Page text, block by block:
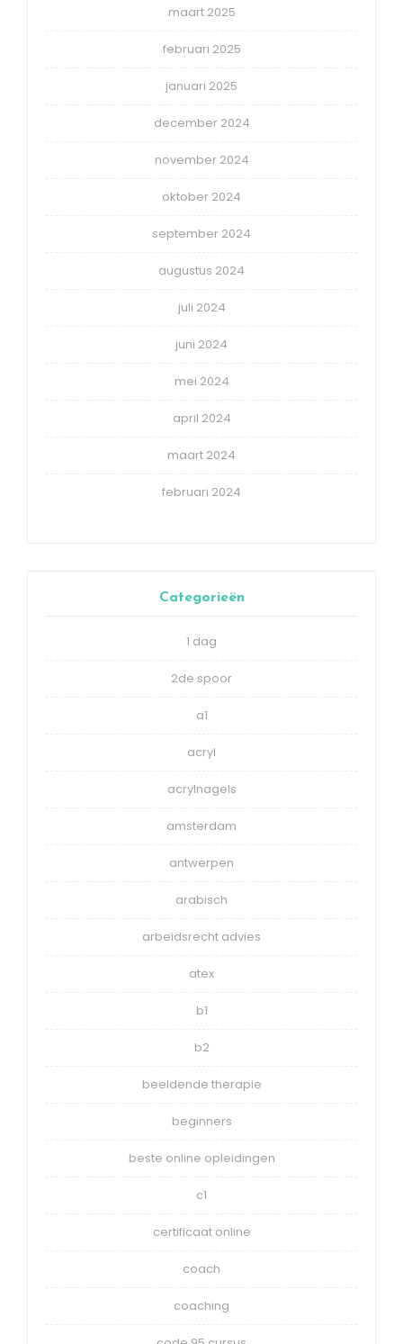
maart 2025
februari 2025
januari 2025
december 2024
november 2024
oktober 2024
september 2024
augustus 2024
juli 2024
juni 2024
mei 2024
april 2024
maart 2024
februari 2024
Categorieën
1 dag
2de spoor
a1
acryl
acrylnagels
amsterdam
antwerpen
arabisch
arbeidsrecht advies
atex
b1
b2
beeldende therapie
beginners
beste online opleidingen
c1
certificaat online
coach
coaching